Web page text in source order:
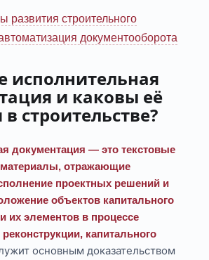
развития строительного
документооборота
исполнительная
и каковы её
строительстве?
документация — это текстовые
материалы, отражающие
проектных решений и
объектов капитального
их элементов в процессе
реконструкции, капитального
основным доказательством